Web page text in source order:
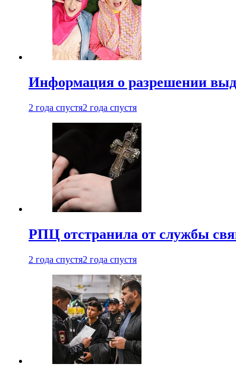
Информация о разрешении
2 года спустя2 года спустя
РПЦ отстранила от службы
2 года спустя2 года спустя